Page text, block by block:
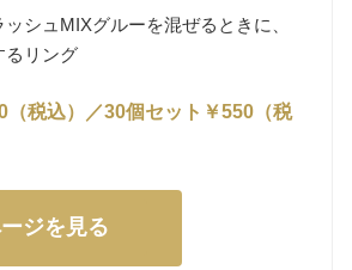
シュMIXグルーを混ぜるときに、
るリング
（税込）／30個セット￥550（税
ジを見る